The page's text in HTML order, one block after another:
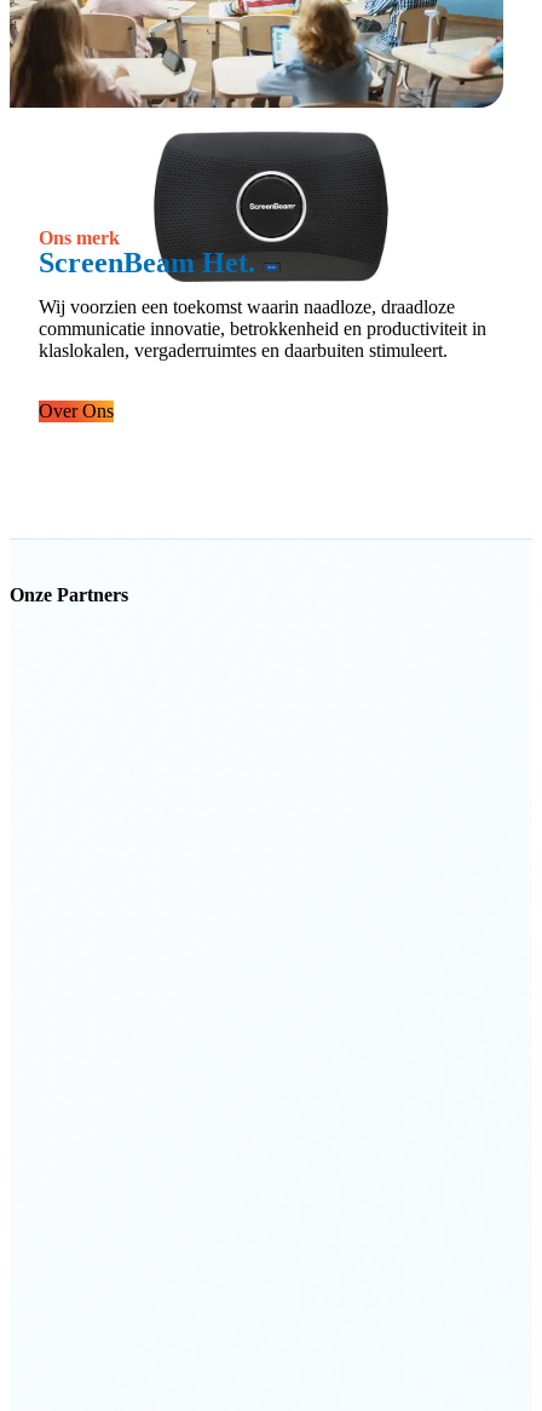
Ons merk
ScreenBeam Het.
Wij voorzien een toekomst waarin naadloze, draadloze
communicatie innovatie, betrokkenheid en productiviteit in
klaslokalen, vergaderruimtes en daarbuiten stimuleert.
Over Ons
Onze Partners